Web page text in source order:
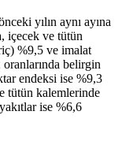
yılın aynı ayına
içecek ve tütün
%9,5 ve imalat
belirgin
endeksi ise %9,3
tütün kalemlerinde
ise %6,6